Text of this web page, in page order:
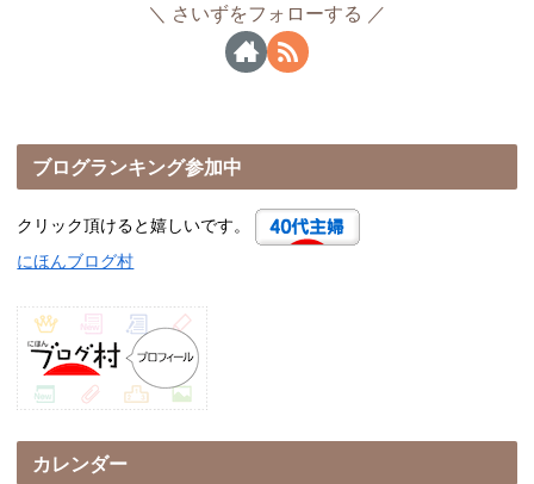
さいずをフォローする
ブログランキング参加中
クリック頂けると嬉しいです。
にほんブログ村
カレンダー